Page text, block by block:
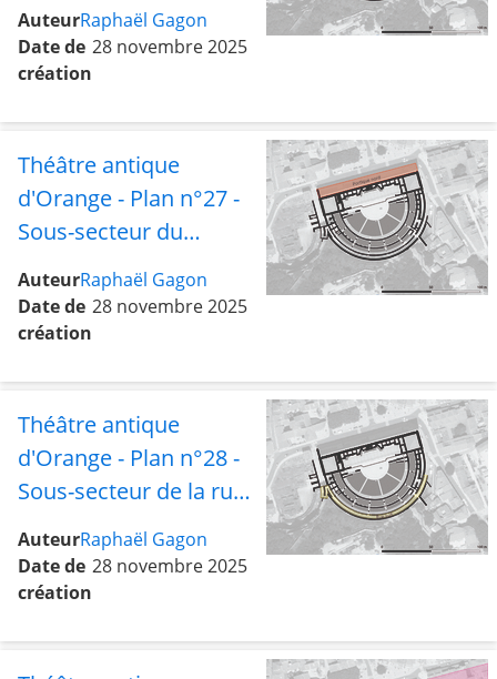
bâtiment central
AuteurRaphaël Gagon
Date de
création
28 novembre 2025
Théâtre antique
d'Orange - Plan n°27 -
Sous-secteur du
portique Nord
AuteurRaphaël Gagon
Date de
création
28 novembre 2025
Théâtre antique
d'Orange - Plan n°28 -
Sous-secteur de la rue
AuteurRaphaël Gagon
Date de
création
28 novembre 2025